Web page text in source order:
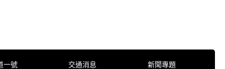
一號 交通消息 新聞專題